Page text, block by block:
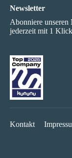
Newsletter
Abonniere unseren
jederzeit mit 1
Kontakt